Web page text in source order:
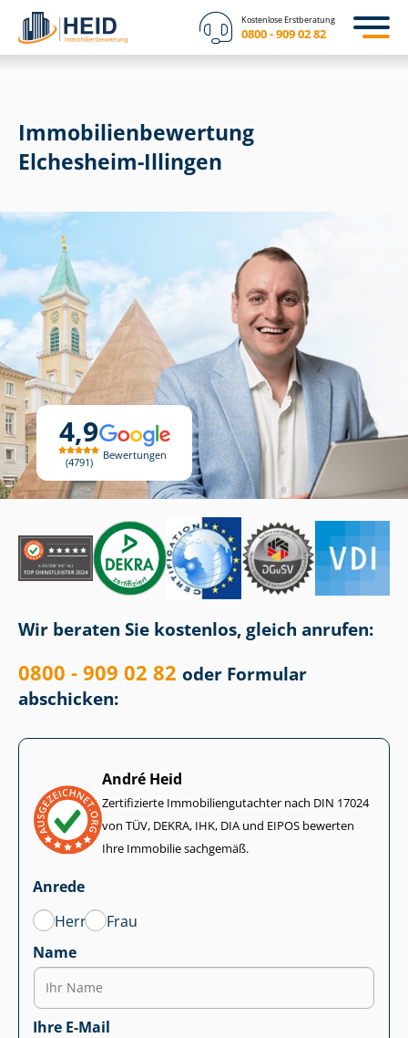
Kostenlose Erstberatung
0800 - 909 02 82
4,9
4791
Bewertungen
Immobilien­bewertung
Elchesheim-Illingen
Wir beraten Sie kostenlos, gleich anrufen:
0800 - 909 02 82 oder Formular
abschicken:
André Heid
Zertifizierte Im­mo­bi­li­en­gut­ach­ter nach DIN 17024
von TÜV, DEKRA, IHK, DIA und EIPOS bewerten
Ihre Immobilie sachgemäß.
Anrede
Herr
Frau
Name
Ihre E-Mail